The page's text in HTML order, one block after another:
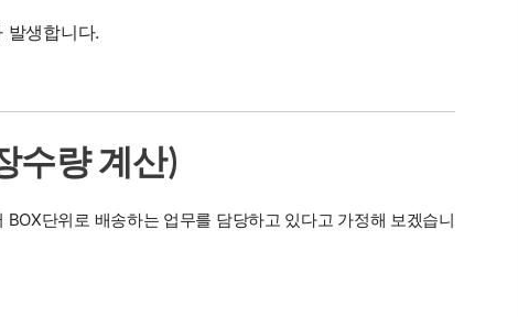
발생합니다.
수량 계산)
단위로 배송하는 업무를 담당하고 있다고 가정해 보겠습니